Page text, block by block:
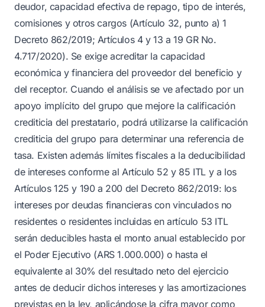
deudor, capacidad efectiva de repago, tipo de interés,
comisiones y otros cargos (Artículo 32, punto a) 1
Decreto 862/2019; Artículos 4 y 13 a 19 GR No.
4.717/2020). Se exige acreditar la capacidad
económica y financiera del proveedor del beneficio y
del receptor. Cuando el análisis se ve afectado por un
apoyo implícito del grupo que mejore la calificación
crediticia del prestatario, podrá utilizarse la calificación
crediticia del grupo para determinar una referencia de
tasa. Existen además límites fiscales a la deducibilidad
de intereses conforme al Artículo 52 y 85 ITL y a los
Artículos 125 y 190 a 200 del Decreto 862/2019: los
intereses por deudas financieras con vinculados no
residentes o residentes incluidas en artículo 53 ITL
serán deducibles hasta el monto anual establecido por
el Poder Ejecutivo (ARS 1.000.000) o hasta el
equivalente al 30% del resultado neto del ejercicio
antes de deducir dichos intereses y las amortizaciones
previstas en la ley, aplicándose la cifra mayor como